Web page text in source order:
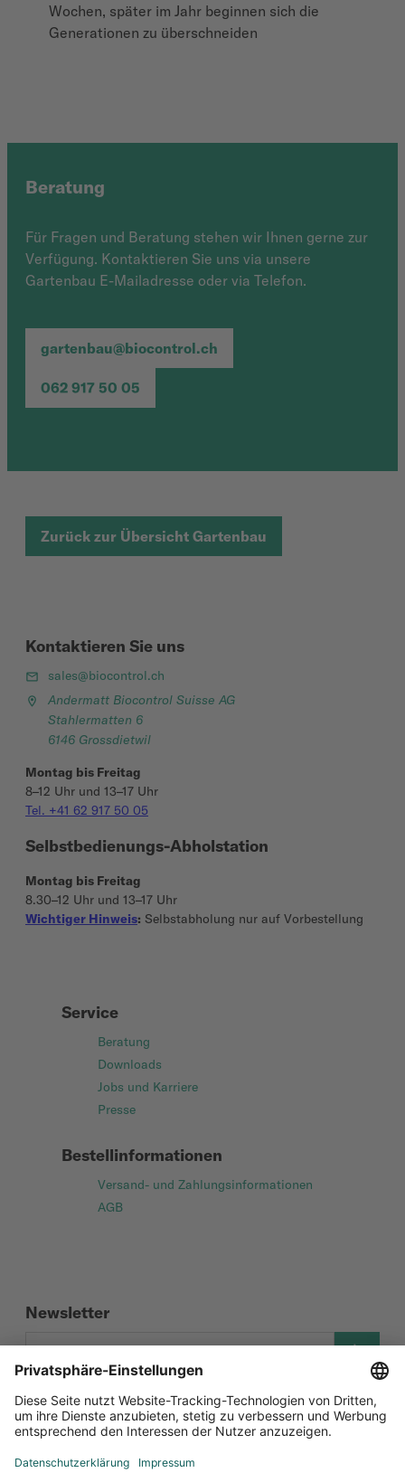
Wochen, später im Jahr beginnen sich die
Generationen zu überschneiden
Beratung
Für Fragen und Beratung stehen wir Ihnen gerne zur
Verfügung. Kontaktieren Sie uns via unsere
Gartenbau E-Mailadresse oder via Telefon.
gartenbau@biocontrol.ch
062 917 50 05
Zurück zur Übersicht Gartenbau
Service
Beratung
Downloads
Jobs und Karriere
Presse
Bestellinformationen
Versand- und Zahlungsinformationen
AGB
Newsletter
Social Media
Kontaktieren Sie uns
sales@biocontrol.ch
Andermatt Biocontrol Suisse AG
Stahlermatten 6
6146 Grossdietwil
Montag bis Freitag
8–12 Uhr und 13–17 Uhr
Tel. +41 62 917 50 05
Selbstbedienungs-Abholstation
Montag bis Freitag
8.30–12 Uhr und 13–17 Uhr
Wichtiger Hinweis: Selbstabholung nur auf Vorbestellung